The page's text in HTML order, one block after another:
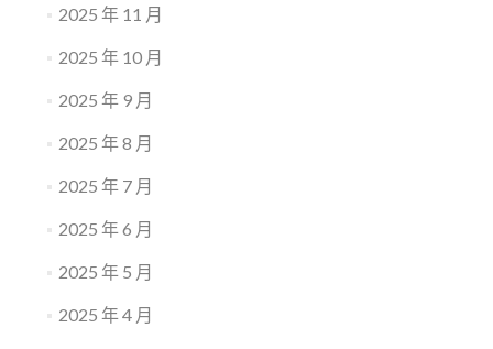
2025 年 11 月
2025 年 10 月
2025 年 9 月
2025 年 8 月
2025 年 7 月
2025 年 6 月
2025 年 5 月
2025 年 4 月